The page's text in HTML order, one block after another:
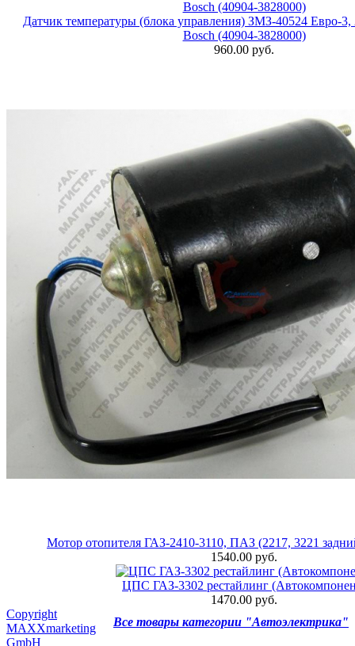
Датчик температуры (блока управления) ЗМЗ-40524 Евро-
Bosch (40904-3828000)
960.00 руб.
Мотор отопителя ГАЗ-2410-3110, ПАЗ (2217, 3221
1540.00 руб.
ЦПС ГАЗ-3302 рестайлинг
1470.00 руб.
Все товары категории "Автоэлектрика"
Copyright
MAXXmarketing
GmbH